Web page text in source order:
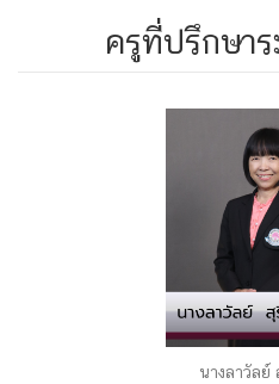
ครูที่ปรึกษา
นางลาวัลย์